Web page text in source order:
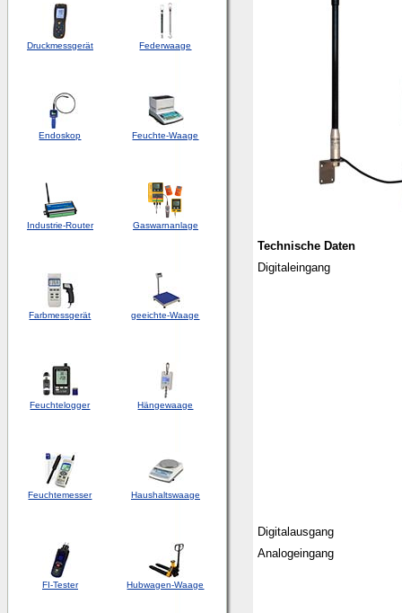
Druckmessgerät Federwaage
Endoskop Feuchte-Waage
Industrie-Router Gaswarnanlage
Farbmessgerät geeichte-Waage
Feuchtelogger Hängewaage
Feuchtemesser Haushaltswaage
FI-Tester Hubwagen-Waage
Technische Daten
Digitaleingang
Digitalausgang
Analogeingang